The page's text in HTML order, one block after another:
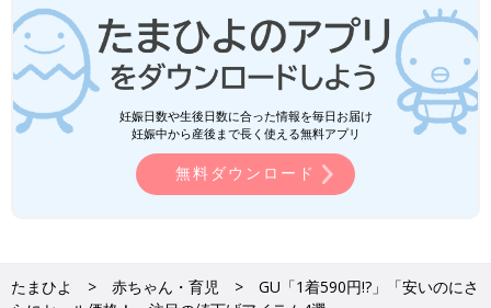
妊娠日数や生後日数に合った情報を毎日お届け
妊娠中から産後まで長く使える無料アプリ
無料ダウンロード
たまひよ 赤ちゃん・育児
GU「1着590円!?」「安いのにさ